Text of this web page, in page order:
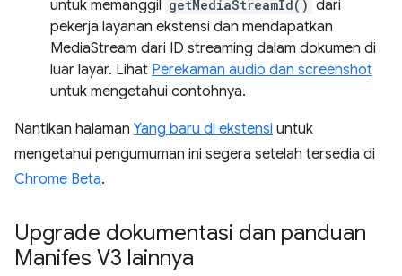
untuk memanggil getMediaStreamId() dari
pekerja layanan ekstensi dan mendapatkan
MediaStream dari ID streaming dalam dokumen di
luar layar. Lihat Perekaman audio dan screenshot
untuk mengetahui contohnya.
Nantikan halaman Yang baru di ekstensi untuk
mengetahui pengumuman ini segera setelah tersedia di
Chrome Beta.
Upgrade dokumentasi dan panduan
Manifes V3 lainnya